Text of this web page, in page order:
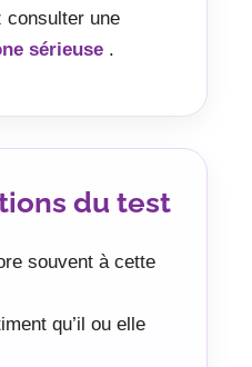
consulter une
sérieuse .
du test
souvent à cette
qu’il ou elle